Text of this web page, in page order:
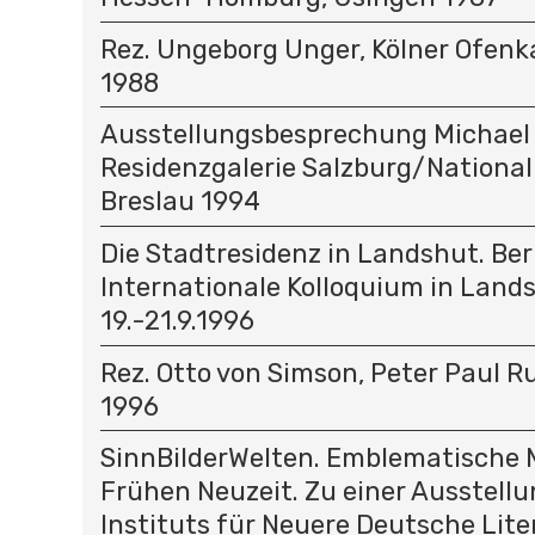
Rez. Ungeborg Unger, Kölner
1988
Ausstellungsbesprechung
Residenzgalerie Salzburg/
Breslau 1994
Die Stadtresidenz in Landshut.
Internationale Kolloquium in
19.-21.9.1996
Rez. Otto von Simson, Peter Paul
1996
SinnBilderWelten. Emblematische
Frühen Neuzeit. Zu einer
Instituts für Neuere Deutsche